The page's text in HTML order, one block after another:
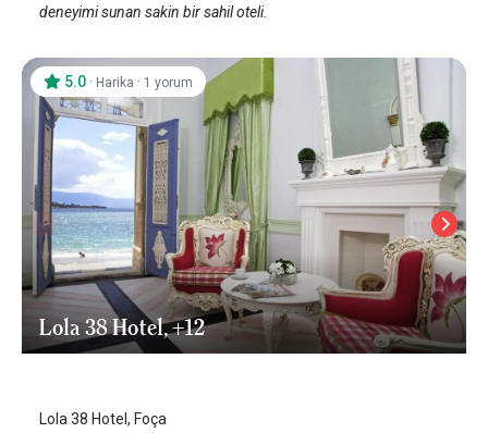
deneyimi sunan sakin bir sahil oteli.
Lola 38 Hotel, +12
5.0 · Harika · 1 yorum
Lola 38 Hotel, Foça